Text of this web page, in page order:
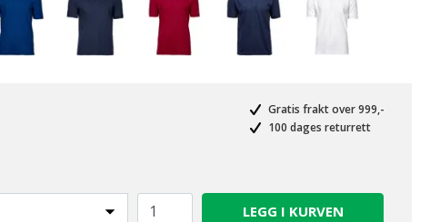
Gratis frakt over 999,-
100 dages returrett
LEGG I KURVEN